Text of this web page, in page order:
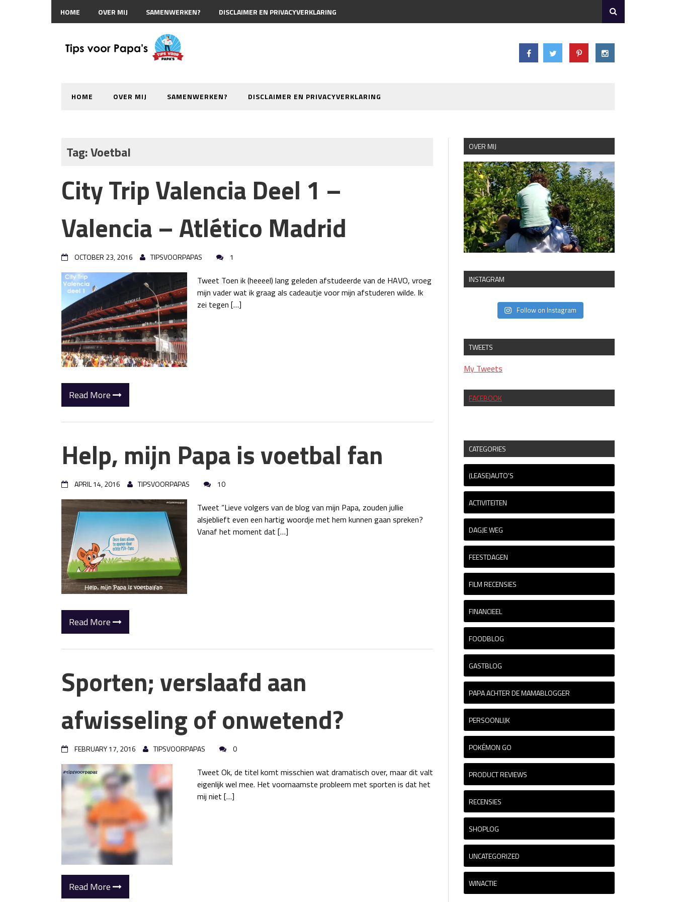
HOME OVER MIJ SAMENWERKEN? DISCLAIMER EN PRIVACYVERKLARING
HOME OVER MIJ SAMENWERKEN? DISCLAIMER EN PRIVACYVERKLARING
Tag:Voetbal
City Trip Valencia Deel 1 –
Valencia – Atlético Madrid
OCTOBER 23, 2016 TIPSVOORPAPAS 1
Tweet Toen ik (heeeel) lang geleden afstudeerde van de HAVO, vroeg
mijn vader wat ik graag als cadeautje voor mijn afstuderen wilde. Ik
zei tegen […]
Read More
Help, mijn Papa is voetbal fan
APRIL 14, 2016 TIPSVOORPAPAS 10
Tweet “Lieve volgers van de blog van mijn Papa, zouden jullie
alsjeblieft even een hartig woordje met hem kunnen gaan spreken?
Vanaf het moment dat […]
Read More
Sporten; verslaafd aan
afwisseling of onwetend?
FEBRUARY 17, 2016 TIPSVOORPAPAS 0
Tweet Ok, de titel komt misschien wat dramatisch over, maar dit valt
eigenlijk wel mee. Het voornaamste probleem met sporten is dat het
mij niet […]
Read More
OVER MIJ
INSTAGRAM
Follow on Instagram
TWEETS
My Tweets
FACEBOOK
CATEGORIES
(LEASE)AUTO'S
ACTIVITEITEN
DAGJE WEG
FEESTDAGEN
FILM RECENSIES
FINANCIEEL
FOODBLOG
GASTBLOG
PAPA ACHTER DE MAMABLOGGER
PERSOONLIJK
POKÉMON GO
PRODUCT REVIEWS
RECENSIES
SHOPLOG
UNCATEGORIZED
WINACTIE